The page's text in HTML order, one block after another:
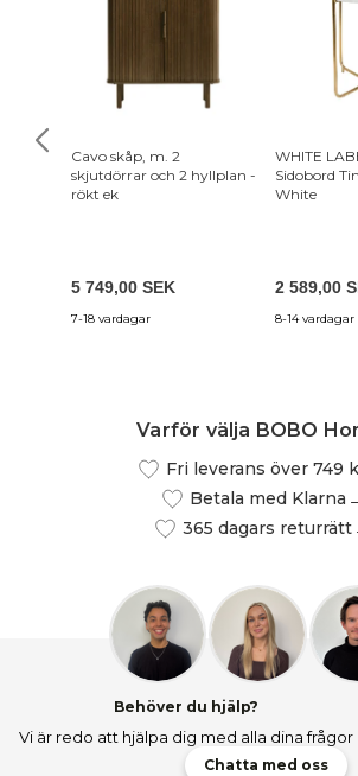
Cavo skåp, m. 2
skjutdörrar och 2 hyllplan -
rökt ek
5 749,00 SEK
7-18 vardagar
WHITE
Sidobord
White
2 589,00
8-14 vardagar
Varför välja BOBO
Fri leverans över 749
Betala med Klarna
365 dagars returrätt
Behöver du hjälp?
Vi är redo att hjälpa dig med alla dina frågor
Chatta med oss